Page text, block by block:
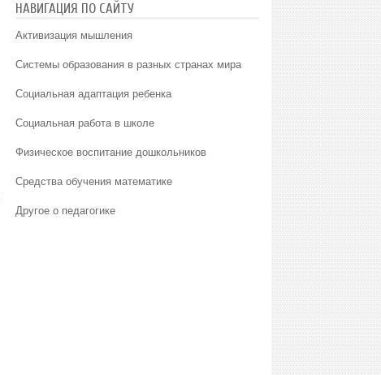
НАВИГАЦИЯ ПО САЙТУ
Активизация мышления
Системы образования в разных странах мира
Социальная адаптация ребенка
Социальная работа в школе
Физическое воспитание дошкольников
Средства обучения математике
Другое о педагогике